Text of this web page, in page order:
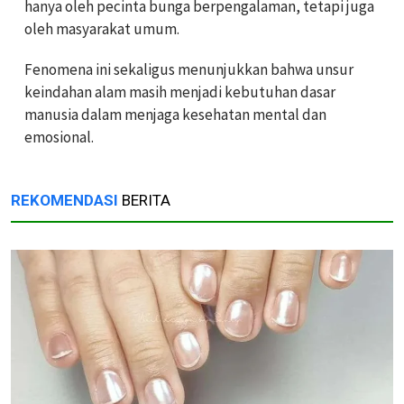
hanya oleh pecinta bunga berpengalaman, tetapi juga
oleh masyarakat umum.
Fenomena ini sekaligus menunjukkan bahwa unsur
keindahan alam masih menjadi kebutuhan dasar
manusia dalam menjaga kesehatan mental dan
emosional.
REKOMENDASI BERITA